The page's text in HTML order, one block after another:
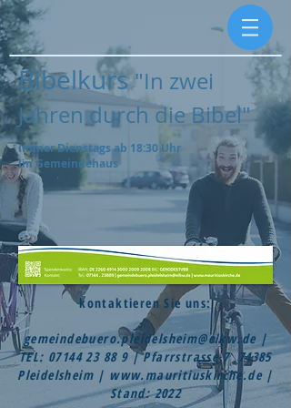
Bibelkurs"In zwei
Jahren durch die Bibel"
Immer Dienstags ab 18:30 Uhr
Im Gemeindehaus
kontaktieren Sie uns:
gemeindebuero.pleidelsheim@elkw.de|
TEL: 07144 23 88 9| Pfarrstrasse 7 74385
Pleidelsheim | www.mauritiuskirche.de|
Stand: 2022